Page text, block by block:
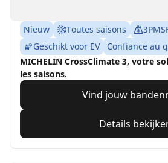
Nieuw Toutes saisons
Geschikt voor EV
Confiance au
MICHELIN CrossClimate 3, votre
les saisons.
Vind jouw
Details